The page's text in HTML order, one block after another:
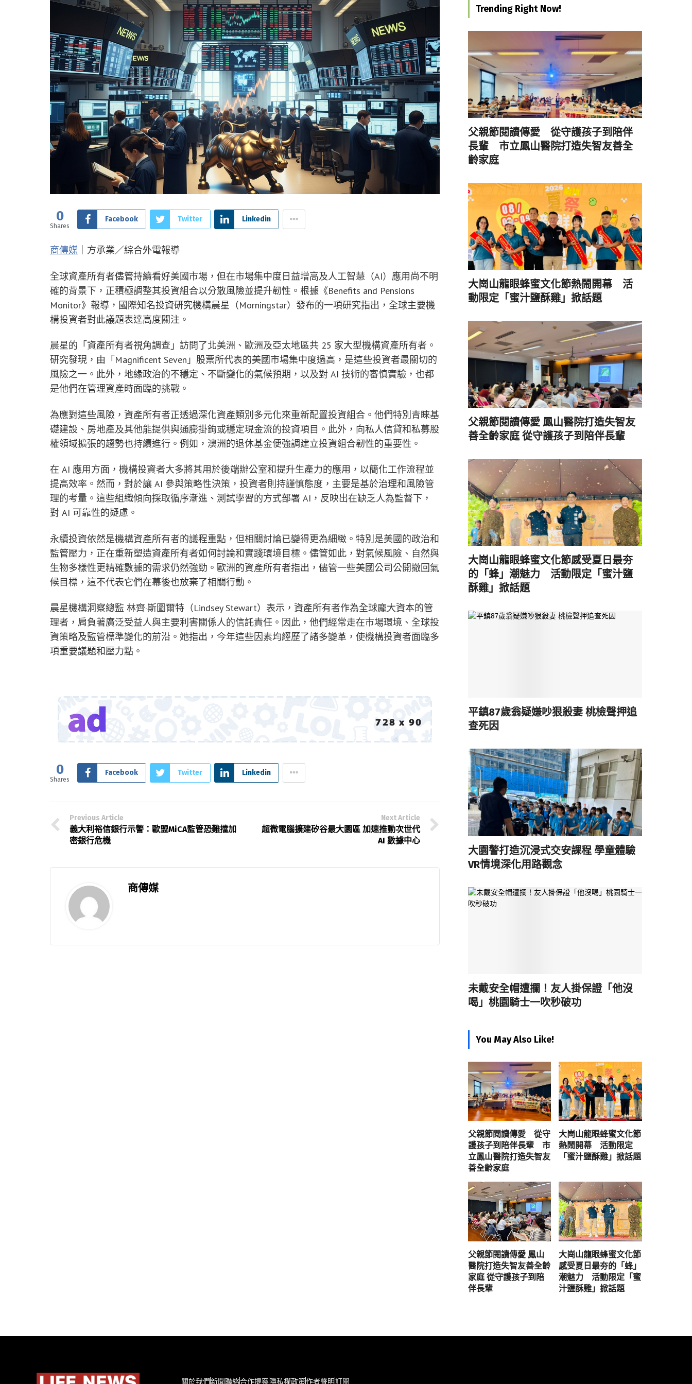
0
Shares
Facebook Twitter Linkedin
商傳媒 ｜方承業／綜合外電報導
全球資產所有者儘管持續看好美國市場，但在市場集中度日益增高及人工智慧（AI）應用尚不明
確的背景下，正積極調整其投資組合以分散風險並提升韌性。根據《Benefits and Pensions
Monitor》報導，國際知名投資研究機構晨星（Morningstar）發布的一項研究指出，全球主要機
構投資者對此議題表達高度關注。
晨星的「資產所有者視角調查」訪問了北美洲、歐洲及亞太地區共 25 家大型機構資產所有者。
研究發現，由「Magnificent Seven」股票所代表的美國市場集中度過高，是這些投資者最關切的
風險之一。此外，地緣政治的不穩定、不斷變化的氣候預期，以及對 AI 技術的審慎實驗，也都
是他們在管理資產時面臨的挑戰。
為應對這些風險，資產所有者正透過深化資產類別多元化來重新配置投資組合。他們特別青睞基
礎建設、房地產及其他能提供與通膨掛鉤或穩定現金流的投資項目。此外，向私人信貸和私募股
權領域擴張的趨勢也持續進行。例如，澳洲的退休基金便強調建立投資組合韌性的重要性。
在 AI 應用方面，機構投資者大多將其用於後端辦公室和提升生產力的應用，以簡化工作流程並
提高效率。然而，對於讓 AI 參與策略性決策，投資者則持謹慎態度，主要是基於治理和風險管
理的考量。這些組織傾向採取循序漸進、測試學習的方式部署 AI，反映出在缺乏人為監督下，
對 AI 可靠性的疑慮。
永續投資依然是機構資產所有者的議程重點，但相關討論已變得更為細緻。特別是美國的政治和
監管壓力，正在重新塑造資產所有者如何討論和實踐環境目標。儘管如此，對氣候風險、自然與
生物多樣性更精確數據的需求仍然強勁。歐洲的資產所有者指出，儘管一些美國公司公開撤回氣
候目標，這不代表它們在幕後也放棄了相關行動。
晨星機構洞察總監 林齊·斯圖爾特（Lindsey Stewart）表示，資產所有者作為全球龐大資本的管
理者，肩負著廣泛受益人與主要利害關係人的信託責任。因此，他們經常走在市場環境、全球投
資策略及監管標準變化的前沿。她指出，今年這些因素均經歷了諸多變革，使機構投資者面臨多
項重要議題和壓力點。
0
Shares
Facebook Twitter Linkedin
Previous Article
義大利裕信銀行示警：歐盟MiCA監管恐難擋加
密銀行危機
Next Article
超微電腦擴建矽谷最大園區 加速推動次世代
AI 數據中心
商傳媒
Trending Right Now!
父親節閱讀傳愛 從守護孩子到陪伴
長輩 市立鳳山醫院打造失智友善全
齡家庭
大崗山龍眼蜂蜜文化節熱鬧開幕 活
動限定「蜜汁鹽酥雞」掀話題
父親節閱讀傳愛 鳳山醫院打造失智友
善全齡家庭 從守護孩子到陪伴長輩
大崗山龍眼蜂蜜文化節感受夏日最夯
的「蜂」潮魅力 活動限定「蜜汁鹽
酥雞」掀話題
平鎮87歲翁疑嫌吵狠殺妻 桃檢聲押追
查死因
大園警打造沉浸式交安課程 學童體驗
VR情境深化用路觀念
未戴安全帽遭攔！友人掛保證「他沒
喝」桃園騎士一吹秒破功
You May Also Like!
父親節閱讀傳愛 從守
護孩子到陪伴長輩 市
立鳳山醫院打造失智友
善全齡家庭
大崗山龍眼蜂蜜文化節
熱鬧開幕 活動限定
「蜜汁鹽酥雞」掀話題
父親節閱讀傳愛 鳳山
醫院打造失智友善全齡
家庭 從守護孩子到陪
伴長輩
大崗山龍眼蜂蜜文化節
感受夏日最夯的「蜂」
潮魅力 活動限定「蜜
汁鹽酥雞」掀話題
關於我們新聞聯絡合作提案隱私權政策作者聲明訂閱